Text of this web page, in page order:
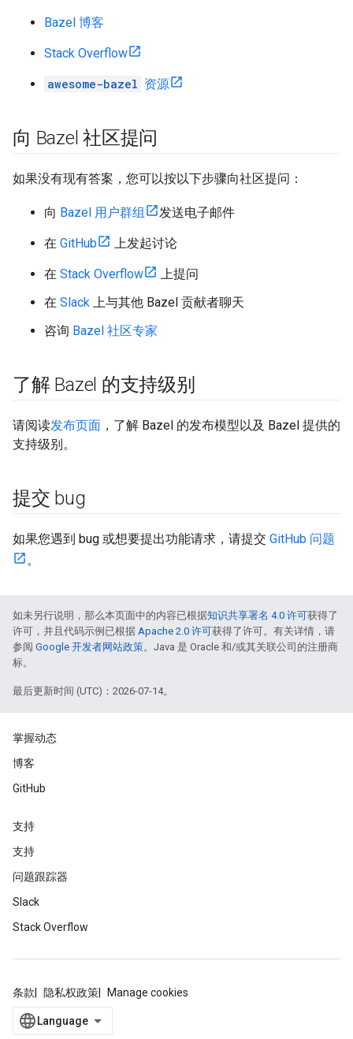
Bazel 博客
Stack Overflow
awesome-bazel 资源
向 Bazel 社区提问
如果没有现有答案，您可以按以下步骤向社区提问：
向 Bazel 用户群组 发送电子邮件
在 GitHub 上发起讨论
在 Stack Overflow
上提问
在 Slack 上与其他 Bazel 贡献者聊天
咨询 Bazel 社区专家
了解 Bazel 的支持级别
请阅读发布页面 ，了解 Bazel 的发布模型以及 Bazel 提供的
支持级别。
提交 bug
如果您遇到 bug 或想要提出功能请求，请提交 GitHub 问题
。
如未另行说明，那么本页面中的内容已根据知识共享署名 4.0 许可获得了
许可，并且代码示例已根据 Apache 2.0 许可获得了许可。有关详情，请
参阅 Google 开发者网站政策。Java 是 Oracle 和/或其关联公司的注册商
标。
最后更新时间 (UTC)：2026-07-14。
掌握动态
博客
GitHub
支持
支持
问题跟踪器
Slack
Stack Overflow
条款 隐私权政策 Manage cookies